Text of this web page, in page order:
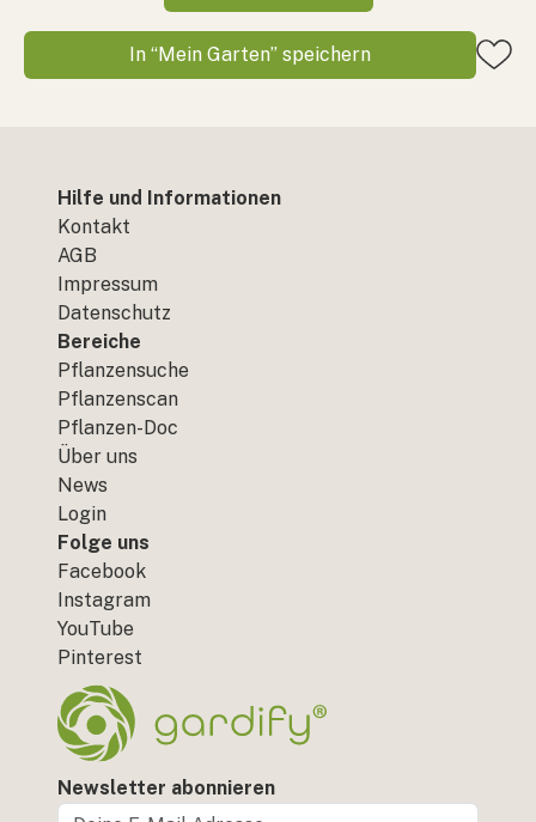
In “Mein Garten” speichern
Hilfe und Informationen
Kontakt
AGB
Impressum
Datenschutz
Bereiche
Pflanzensuche
Pflanzenscan
Pflanzen-Doc
Über uns
News
Login
Folge uns
Facebook
Instagram
YouTube
Pinterest
Newsletter abonnieren